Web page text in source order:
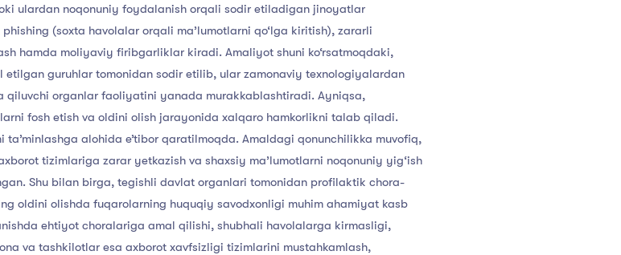
ulardan noqonuniy foydalanish orqali sodir etiladigan jinoyatlar
phishing (soxta havolalar orqali ma’lumotlarni qo‘lga kiritish), zararli
hamda moliyaviy firibgarliklar kiradi. Amaliyot shuni ko‘rsatmoqdaki,
etilgan guruhlar tomonidan sodir etilib, ular zamonaviy texnologiyalardan
qiluvchi organlar faoliyatini yanada murakkablashtiradi. Ayniqsa,
fosh etish va oldini olish jarayonida xalqaro hamkorlikni talab qiladi.
ta’minlashga alohida e’tibor qaratilmoqda. Amaldagi qonunchilikka muvofiq,
tizimlariga zarar yetkazish va shaxsiy ma’lumotlarni noqonuniy yig‘ish
Shu bilan birga, tegishli davlat organlari tomonidan profilaktik chora-
oldini olishda fuqarolarning huquqiy savodxonligi muhim ahamiyat kasb
ehtiyot choralariga amal qilishi, shubhali havolalarga kirmasligi,
va tashkilotlar esa axborot xavfsizligi tizimlarini mustahkamlash,